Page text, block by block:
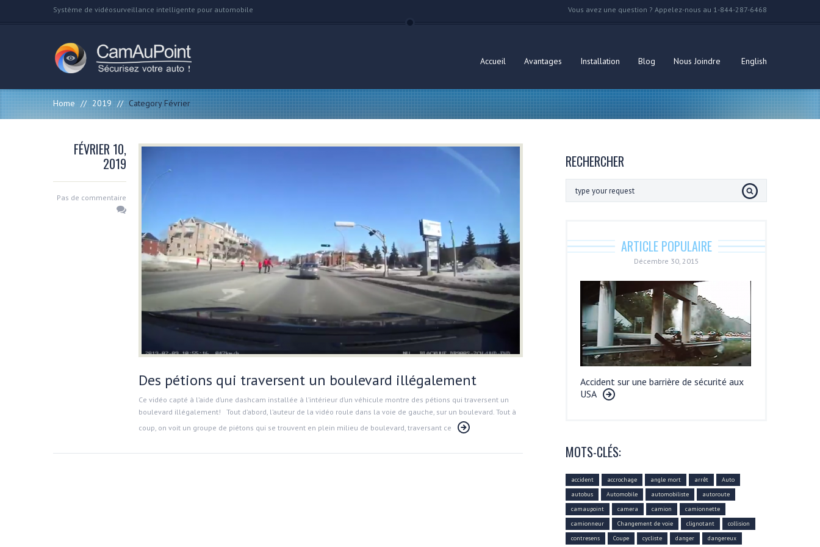
Système de vidéosurveillance intelligente pour automobile Vous avez une question ? Appelez-nous au 1-844-287-6468
Accueil Avantages Installation Blog Nous Joindre English
Home // 2019 // Category Février
FÉVRIER 10,
2019
Pas de commentaire
Des pétions qui traversent un boulevard illégalement
Ce vidéo capté à l’aide d’une dashcam installée à l’intérieur d’un véhicule montre des pétions qui traversent un
boulevard illégalement! Tout d’abord, l’auteur de la vidéo roule dans la voie de gauche, sur un boulevard. Tout à
coup, on voit un groupe de piétons qui se trouvent en plein milieu de boulevard, traversant ce
RECHERCHER
ARTICLE POPULAIRE
Décembre 30, 2015
Accident sur une barrière de sécurité aux
USA
MOTS-CLÉS:
accident accrochage angle mort arrêt
Auto
autobus
Automobile automobiliste
autoroute
camaupoint
camera camion
camionnette
camionneur
Changement de voie clignotant
collision
contresens
Coupe cycliste danger dangereux